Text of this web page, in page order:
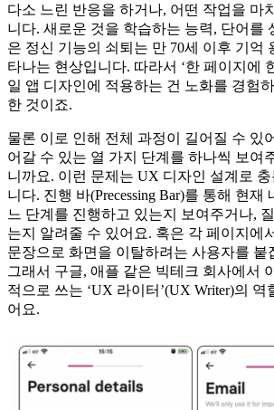
다소 느린 반응을 하거나, 어떤 작업을 마
니다. 새로운 것을 학습하는 능력, 단어를
은 정신 기능의 쇠퇴는 만 70세 이후 기억
타나는 현상입니다. 따라서 ‘한 페이지에
일 앱 디자인에 적용하는 건 노화를 경험
한 것이죠.
물론 이로 인해 전체 과정이 길어질 수 있
어갈 수 있는 열 가지 단계를 하나씩 보여
니까요. 이런 문제는 UX 디자인 설계로
니다. 진행 바(Precessing Bar)를 통해 현재
느 단계를 진행하고 있는지 보여주거나,
는지 알려줄 수 있어요. 혹은 각 페이지에
문장으로 화면을 이탈하려는 사용자를 붙
그래서 구글, 애플 같은 빅테크 회사에서
적으로 쓰는 ‘UX 라이터’(UX Writer)의 역
어요.